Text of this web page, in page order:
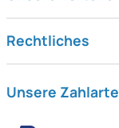
Rechtliches
Unsere